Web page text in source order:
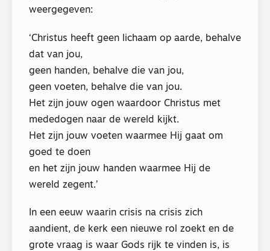
weergegeven:
‘Christus heeft geen lichaam op aarde, behalve
dat van jou,
geen handen, behalve die van jou,
geen voeten, behalve die van jou.
Het zijn jouw ogen waardoor Christus met
mededogen naar de wereld kijkt.
Het zijn jouw voeten waarmee Hij gaat om
goed te doen
en het zijn jouw handen waarmee Hij de
wereld zegent.’
In een eeuw waarin crisis na crisis zich
aandient, de kerk een nieuwe rol zoekt en de
grote vraag is waar Gods rijk te vinden is, is